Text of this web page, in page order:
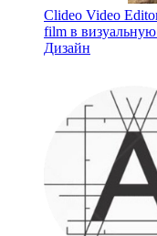
Clideo Video
film в
Дизайн